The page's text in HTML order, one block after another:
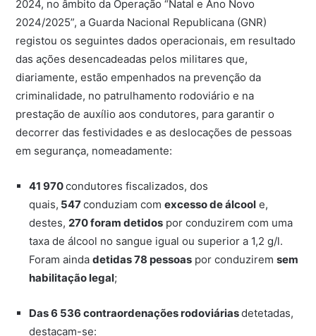
2024, no âmbito da Operação “Natal e Ano Novo
2024/2025”, a Guarda Nacional Republicana (GNR)
registou os seguintes dados operacionais, em resultado
das ações desencadeadas pelos militares que,
diariamente, estão empenhados na prevenção da
criminalidade, no patrulhamento rodoviário e na
prestação de auxílio aos condutores, para garantir o
decorrer das festividades e as deslocações de pessoas
em segurança, nomeadamente:
41 970condutores fiscalizados, dos
quais, 547conduziam comexcesso de álcool e,
destes,270 foram detidos por conduzirem com uma
taxa de álcool no sangue igual ou superior a 1,2 g/l.
Foram aindadetidas 78 pessoas por conduziremsem
habilitação legal;
Das 6 536 contraordenações rodoviáriasdetetadas,
destacam-se: